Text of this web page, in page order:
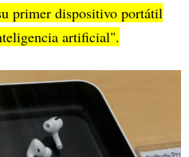
primer dispositivo portátil
artificial".